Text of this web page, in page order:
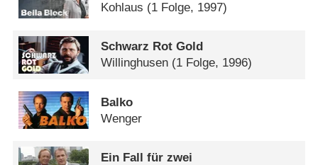
Kohlaus (1 Folge, 1997)
Schwarz Rot Gold
Willinghusen (1 Folge, 1996)
Balko
Wenger
Ein Fall für zwei